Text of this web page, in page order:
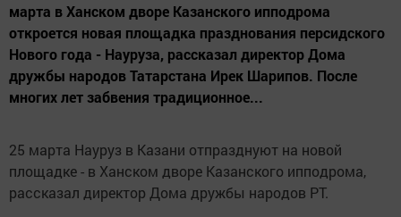
марта в Ханском дворе Казанского ипподрома
откроется новая площадка празднования персидского
Нового года - Науруза, рассказал директор Дома
дружбы народов Татарстана Ирек Шарипов. После
многих лет забвения традиционное...
25 марта Науруз в Казани отпразднуют на новой
площадке - в Ханском дворе Казанского ипподрома,
рассказал директор Дома дружбы народов РТ.